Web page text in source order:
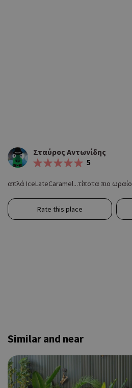
Σταύρος Αντωνίδης
5
απλά IceLateCaramel...τίποτα πιο ωραίο
Rate this place
Similar and near